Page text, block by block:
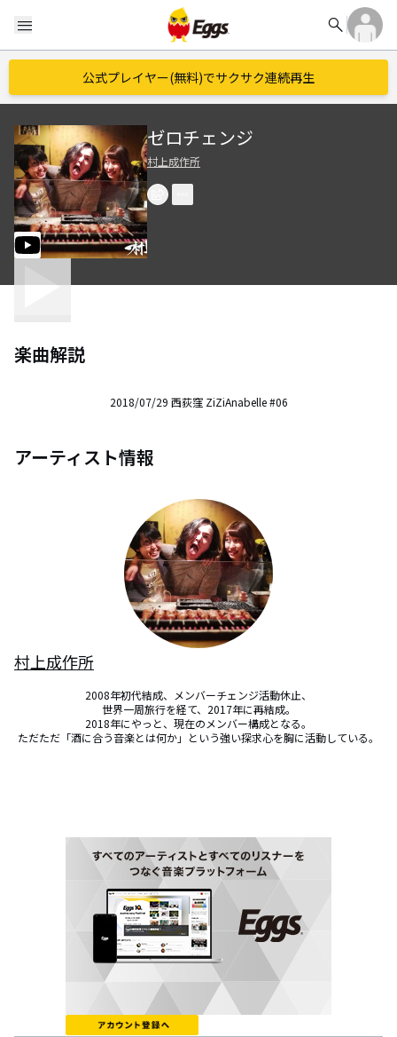
menu search
公式プレイヤー(無料)でサクサク連続再生
ゼロチェンジ
村上成作所
楽曲解説
2018/07/29 西荻窪 ZiZiAnabelle #06
アーティスト情報
村上成作所
2008年初代結成、メンバーチェンジ活動休止、
世界一周旅行を経て、2017年に再結成。
2018年にやっと、現在のメンバー構成となる。
ただただ「酒に合う音楽とは何か」という強い探求心を胸に活動している。